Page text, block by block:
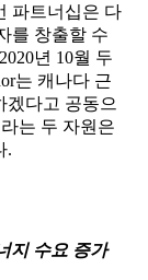
파트너십은 다
를 창출할 수
년 10월 두
는 캐나다 근
겠다고 공동으
는 두 자원은
.
지 수요 증가